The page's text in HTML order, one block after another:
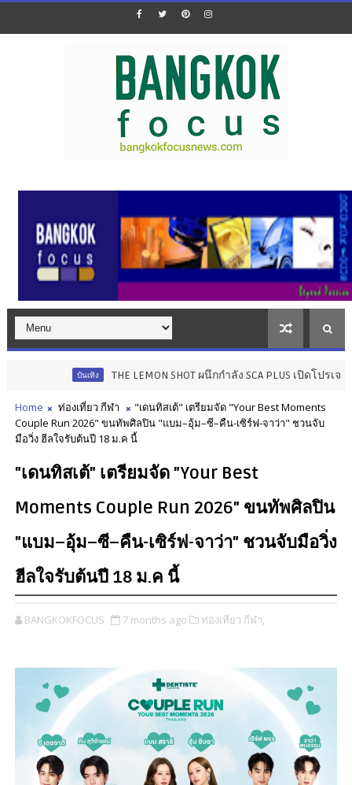
THE LEMON SHOT ผนึกกำลัง SCA PLUS เปิดโปรเจกต์
Home ท่องเที่ยว กีฬา
"เดนทิสเต้" เตรียมจัด "Your Best Moments
Couple Run 2026" ขนทัพศิลปิน "แบม–อุ้ม–ซี–คืน-เซิร์ฟ-จาว่า" ชวนจับ
มือวิ่ง ฮีลใจรับต้นปี 18 ม.ค นี้
"เดนทิสเต้" เตรียมจัด "Your Best
Moments Couple Run 2026" ขนทัพศิลปิน
"แบม–อุ้ม–ซี–คืน-เซิร์ฟ-จาว่า" ชวนจับมือวิ่ง
ฮีลใจรับต้นปี 18 ม.ค นี้
BANGKOKFOCUS 7 months ago ท่องเที่ยว กีฬา,